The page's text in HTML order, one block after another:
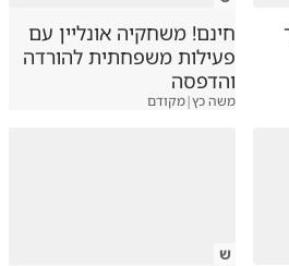
חינם! משחקיה אונליין עם
פעילות משפחתית להורדה
והדפסה
משה כץ|מקודם
ש